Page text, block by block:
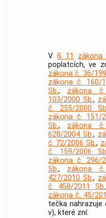
V § 11
poplatcích, ve
zákona č. 36/
zákona č. 160/
Sb., zákona
103/2000 Sb.,
č. 255/2000
zákona č. 151/
Sb., zákona
628/2004 Sb.,
č. 72/2006 Sb.,
č. 159/2006
zákona č. 296/
Sb., zákona
427/2010 Sb.,
č. 458/2011 Sb.
zákona č. 45/
tečka nahrazuje
v), které zní: